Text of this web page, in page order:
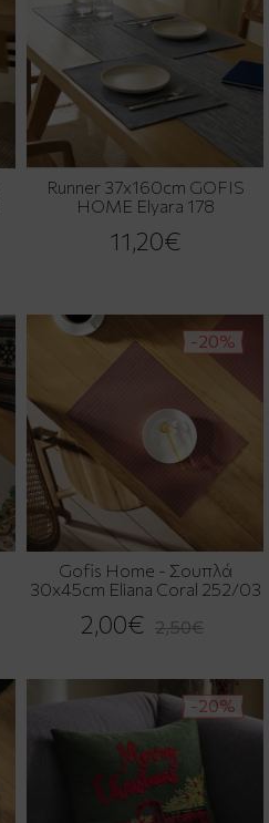
Runner 37x160cm GOFIS
HOME Elyara 178
11,20€
-20%
Gofis Home - Σουπλά
30x45cm Eliana Coral 252/03
2,00€ 2,50€
-20%